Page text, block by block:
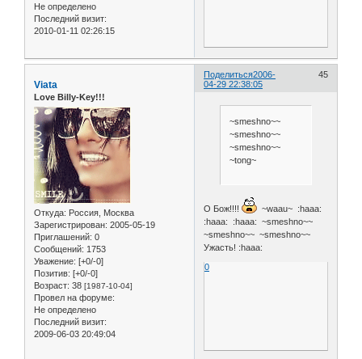
Не определено
Последний визит:
2010-01-11 02:26:15
Поделиться 45
2006-
04-29 22:38:05
Viata
Love Billy-Key!!!
Откуда: Россия, Москва
Зарегистрирован: 2005-05-19
Приглашений: 0
Сообщений: 1753
Уважение: [+0/-0]
Позитив: [+0/-0]
Возраст: 38 [1987-10-04]
Провел на форуме:
Не определено
Последний визит:
2009-06-03 20:49:04
~smeshno~~
~smeshno~~
~smeshno~~
~tong~
О Бож!!!!
~waau~ :haaa:
:haaa: :haaa: ~smeshno~~
~smeshno~~ ~smeshno~~
Ужасть! :haaa:
0